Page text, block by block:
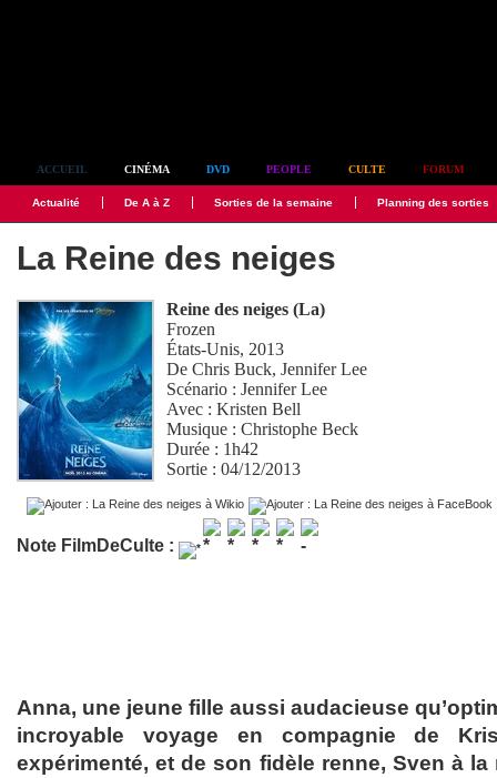
ACCUEIL CINÉMA DVD PEOPLE CULTE FORUM
Actualité De A à Z Sorties de la semaine Planning des sorties
La Reine des neiges
Reine des neiges (La)
Frozen
États-Unis, 2013
DeChris Buck,Jennifer Lee
Scénario :Jennifer Lee
Avec :Kristen Bell
Musique :Christophe Beck
Durée : 1h42
Sortie : 04/12/2013
Note FilmDeCulte :
Anna, une jeune fille aussi audacieuse
incroyable voyage en compagnie de
expérimenté, et de son fidèle renne, Sven à